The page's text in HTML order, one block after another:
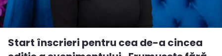
Start înscrieri pentru cea de-a cincea